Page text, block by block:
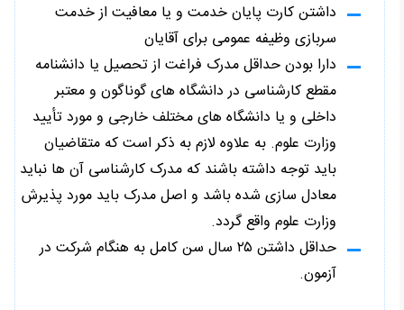
داشتن کارت پایان خدمت و یا معافیت از خدمت
سربازی وظیفه عمومی برای آقایان
دارا بودن حداقل مدرک فراغت از تحصیل یا دانشنامه
مقطع کارشناسی در دانشگاه های گوناگون و معتبر
داخلی و یا دانشگاه های مختلف خارجی و مورد تأیید
وزارت علوم. به علاوه لازم به ذکر است که متقاضیان
باید توجه داشته باشند که مدرک کارشناسی آن ها نباید
معادل سازی شده باشد و اصل مدرک باید مورد پذیرش
وزارت علوم واقع گردد.
حداقل داشتن ۲۵ سال سن کامل به هنگام شرکت در
آزمون.